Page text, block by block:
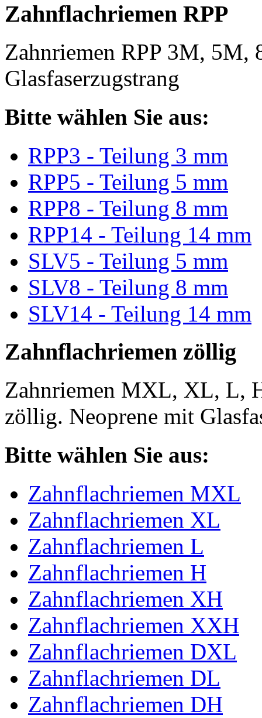
Zahnflachriemen RPP
Zahnriemen RPP 3M, 5M,
Glasfaserzugstrang
Bitte wählen Sie aus:
RPP3 - Teilung 3 mm
RPP5 - Teilung 5 mm
RPP8 - Teilung 8 mm
RPP14 - Teilung 14 mm
SLV5 - Teilung 5 mm
SLV8 - Teilung 8 mm
SLV14 - Teilung 14 mm
Zahnflachriemen zöllig
Zahnriemen MXL, XL, L,
zöllig. Neoprene mit
Bitte wählen Sie aus:
Zahnflachriemen MXL
Zahnflachriemen XL
Zahnflachriemen L
Zahnflachriemen H
Zahnflachriemen XH
Zahnflachriemen XXH
Zahnflachriemen DXL
Zahnflachriemen DL
Zahnflachriemen DH